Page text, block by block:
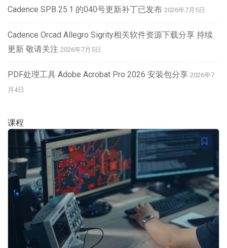
Cadence SPB 25.1 的040号更新补丁已发布 2026年7月5日
Cadence Orcad Allegro Sigrity相关软件资源下载分享 持续
更新 敬请关注 2026年7月5日
PDF处理工具 Adobe Acrobat Pro 2026 安装包分享 2026年7
月4日
课程